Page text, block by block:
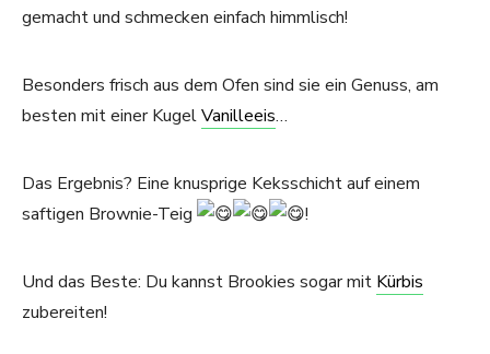
gemacht und schmecken einfach himmlisch!
Besonders frisch aus dem Ofen sind sie ein Genuss, am
besten mit einer KugelVanilleeis…
Das Ergebnis? Eine knusprige Keksschicht auf einem
saftigen Brownie-Teig
!
Und das Beste: Du kannst Brookies sogar mit Kürbis
zubereiten!